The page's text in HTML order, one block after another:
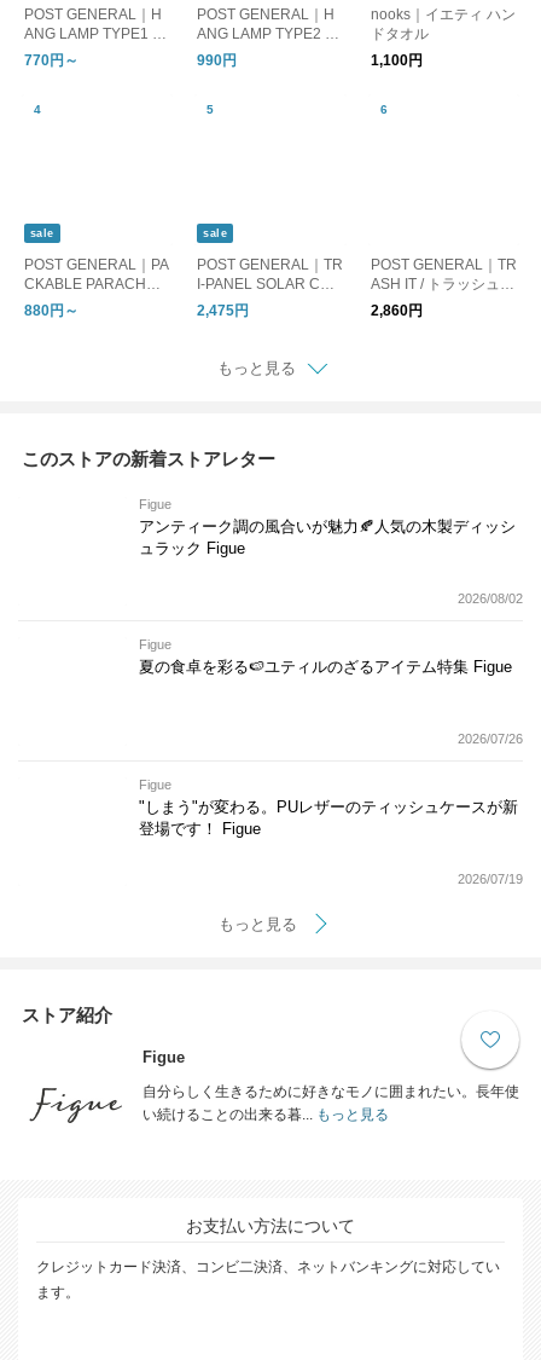
POST GENERAL｜H
ANG LAMP TYPE1 ハ
ングランプ タイプワ
770円～
POST GENERAL｜H
ANG LAMP TYPE2 ハ
ングランプ タイプツ
990円
nooks｜イエティ ハン
ドタオル
1,100円
sale
POST GENERAL｜PA
CKABLE PARACHUT
E NYLON BAG
880円～
sale
POST GENERAL｜TR
I-PANEL SOLAR CHA
RGED LED LIGHT / ト
リパネル ソーラーチ
ィーライト
2,475円
POST GENERAL｜TR
ASH IT / トラッシュイ
ット
2,860円
もっと見る
このストアの新着ストアレター
Figue
アンティーク調の風合いが魅力🍂人気の木製ディッシ
ュラック Figue
2026/08/02
Figue
夏の食卓を彩る🍉ユティルのざるアイテム特集 Figue
2026/07/26
Figue
"しまう"が変わる。PUレザーのティッシュケースが新
登場です！ Figue
2026/07/19
もっと見る
ストア紹介
Figue
自分らしく生きるために好きなモノに囲まれたい。長年使
い続けることの出来る暮...もっと見る
お支払い方法について
クレジットカード決済、コンビ二決済、ネットバンキングに対応してい
ます。